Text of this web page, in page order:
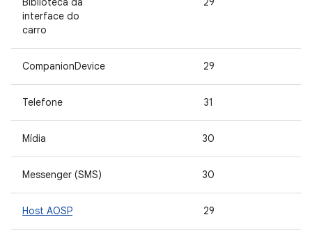
interface do
carro
CompanionDevice 29
Telefone 31
Mídia 30
Messenger (SMS) 30
Host AOSP 29